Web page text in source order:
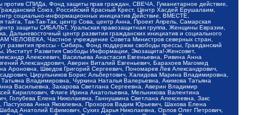
СПИДа, Фонд защиты прав граждан, СВЕЧА, Гуманитарное действие,
Союз, Российский Красный Крест, Центр Хасдей Ерушалаим,
социально-информационных инициатив Действие, ВМЕСТЕ,
Так-Так-Так, центр Сова, центр Анна, Проект Апрель, Самарская
защиты СИБАЛЬТ, Уральская правозащитная группа, Женщины Евразии,
Дальневосточный центр развития гражданских инициатив и социального
ЧЕЛОВЕКА, Частное учреждение Совета Министров северных стран,
прессы - Сибирь, Фонд поддержки свободы прессы, Гражданский
Институт Развития Свободы Информации, Экозащита!-Женсовет,
Алексеевич, Васильева Анастасия Евгеньевна, Ривина Анна
Александрович, Аверин Виталий Евгеньевич, Барахоев Магомед
Шведов Григорий Сергеевич, Пономарев Лев Александрович,
Цирульников Борис Альбертович, Халидова Марина Владимировна,
Владимировна, Чуркина Наталья Валерьевна, Акимова Татьяна
Васильевна, Захарова Светлана Сергеевна, Аверин Владимир
Кириллович, Флиге Ирина Анатольевна, Мельникова Валентина
Елена Николаевна, Ганнушкина Светлана Алексеевна, Закс
Анна Яковлевна, Прохоров Вадим Юрьевич, Шахова Елена
Анатолий Ефимович, Сухих Дарья Николаевна, Орлов Олег Петрович,